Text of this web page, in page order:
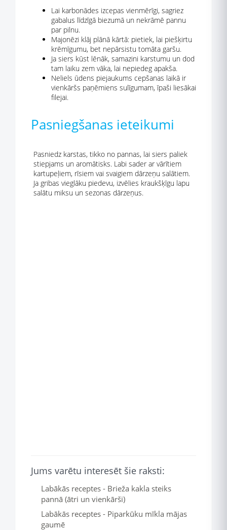
Lai karbonādes izcepas vienmērīgi, sagriez
gabalus līdzīgā biezumā un nekrāmē pannu
par pilnu.
Majonēzi klāj plānā kārtā: pietiek, lai piešķirtu
krēmīgumu, bet nepārsistu tomāta garšu.
Ja siers kūst lēnāk, samazini karstumu un dod
tam laiku zem vāka, lai nepiedeg apakša.
Neliels ūdens piejaukums cepšanas laikā ir
vienkāršs paņēmiens sulīgumam, īpaši liesākai
filejai.
Pasniegšanas ieteikumi
Pasniedz karstas, tikko no pannas, lai siers paliek
stiepjams un aromātisks. Labi sader ar vārītiem
kartupeļiem, rīsiem vai svaigiem dārzeņu salātiem.
Ja gribas vieglāku piedevu, izvēlies kraukšķīgu lapu
salātu miksu un sezonas dārzeņus.
Jums varētu interesēt šie raksti:
Labākās receptes - Brieža kakla steiks
pannā (ātri un vienkārši)
Labākās receptes - Piparkūku mīkla mājas
gaumē